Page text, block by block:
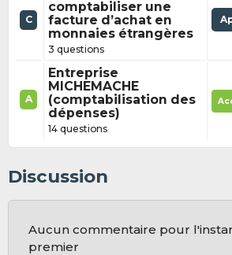
C
comptabiliser une
facture d’achat en
monnaies étrangères
3 questions
A
Entreprise
MICHEMACHE
(comptabilisation des
dépenses)
14 questions
Discussion
Aucun commentaire pour
premier